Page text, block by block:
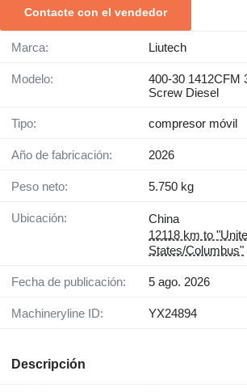
Contacte con el vendedor
Marca: Liutech
Modelo:
400-30 1412CFM
Screw Diesel
Tipo: compresor móvil
Año de fabricación: 2026
Peso neto: 5.750 kg
Ubicación:
China
12118 km to
States/Columbus"
Fecha de publicación: 5 ago. 2026
Machineryline ID: YX24894
Descripción